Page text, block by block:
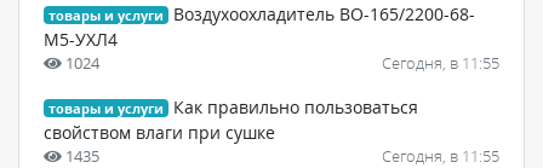
товары и услуги
Воздухоохладитель ВО-165/2200-68-
М5-УХЛ4
1024 Сегодня, в 11:55
товары и услуги
Как правильно пользоваться
свойством влаги при сушке
1435 Сегодня, в 11:55